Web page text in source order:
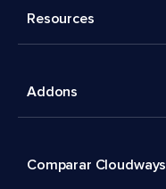
Resources
Addons
Comparar Cloudways